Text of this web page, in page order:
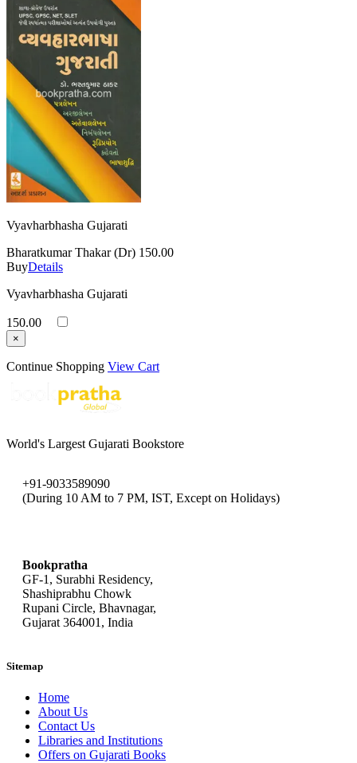
Vyavharbhasha Gujarati
Bharatkumar Thakar (Dr) 150.00
BuyDetails
Vyavharbhasha Gujarati
150.00
×
Continue Shopping View Cart
World's Largest Gujarati Bookstore
+91-9033589090
(During 10 AM to 7 PM, IST, Except on Holidays)
Bookpratha
GF-1, Surabhi Residency,
Shashiprabhu Chowk
Rupani Circle, Bhavnagar,
Gujarat 364001, India
Sitemap
Home
About Us
Contact Us
Libraries and Institutions
Offers on Gujarati Books